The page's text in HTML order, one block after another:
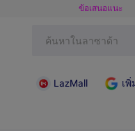
ข้อเสนอแนะ
LazMall เ